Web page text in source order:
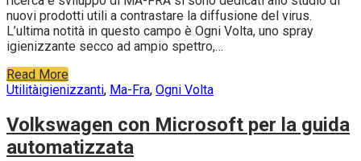
nuovi prodotti utili a contrastare la diffusione del virus.
L’ultima notità in questo campo è Ogni Volta, uno spray
igienizzante secco ad ampio spettro,…
Read More
Utilitàigienizzanti, Ma-Fra, Ogni Volta
Volkswagen con Microsoft per la guida
automatizzata